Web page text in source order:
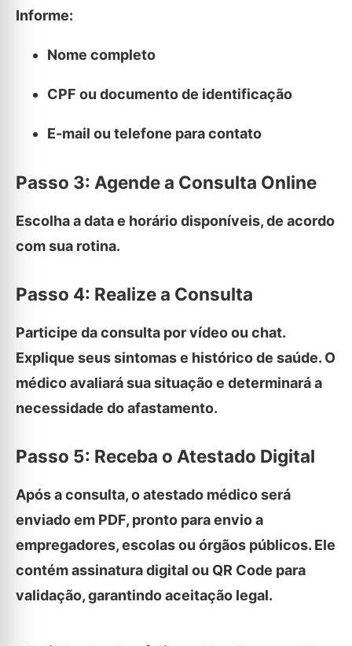
Informe:
Nome completo
CPF ou documento de identificação
E-mail ou telefone para contato
Passo 3: Agende a Consulta Online
Escolha a data e horário disponíveis, de acordo
com sua rotina.
Passo 4: Realize a Consulta
Participe da consulta por vídeo ou chat.
Explique seus sintomas e histórico de saúde. O
médico avaliará sua situação e determinará a
necessidade do afastamento.
Passo 5: Receba o Atestado Digital
Após a consulta, o atestado médico será
enviado em PDF, pronto para envio a
empregadores, escolas ou órgãos públicos. Ele
contém assinatura digital ou QR Code para
validação, garantindo aceitação legal.